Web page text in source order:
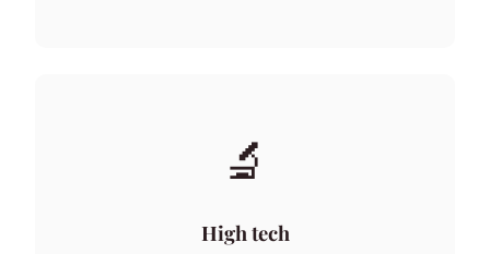
🔬
High tech